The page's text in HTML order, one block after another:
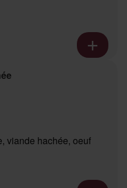
viande hachée, oeuf